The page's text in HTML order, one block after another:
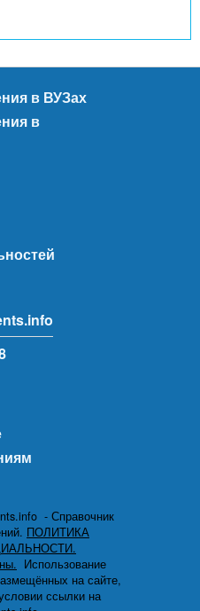
в ВУЗах
в
- Справочник
ПОЛИТИКА
Использование
на сайте,
ссылки на